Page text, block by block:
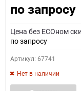
по запросу
Цена без ECOном
по запросу
Артикул: 67741
Нет в наличии